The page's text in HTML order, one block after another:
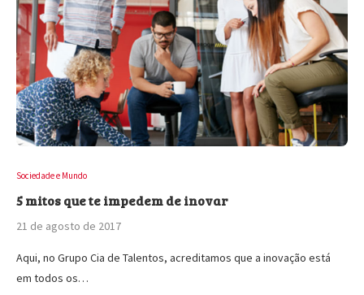
Sociedade e Mundo
5 mitos que te impedem de inovar
21 de agosto de 2017
Aqui, no Grupo Cia de Talentos, acreditamos que a inovação está
em todos os…